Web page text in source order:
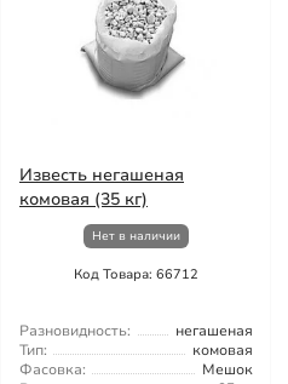
Известь негашеная
комовая (35 кг)
Нет в наличии
Код Товара: 66712
Разновидность:
негашеная
Тип:
комовая
Фасовка:
Мешок